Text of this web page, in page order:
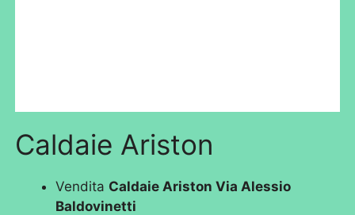
Caldaie Ariston
Vendita Caldaie Ariston Via Alessio
Baldovinetti